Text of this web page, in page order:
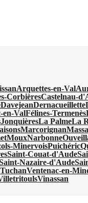
Arquettes-en-Val
CorbièresCastelnau-
DavejeanDernacueillette
en-ValFélines-Termenès
JonquièresLa PalmeLa
Marcorignan
MouxNarbonne
MinervoisPuichéric
Saint-Couat-d'Aude
Nazaire-d'Aude
TuchanVentenac-en-
Vinassan